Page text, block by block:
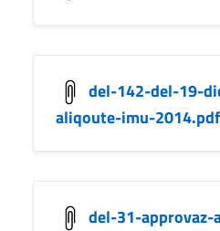
del-142-del-19-
aliqoute-imu-2014.pdf
del-31-